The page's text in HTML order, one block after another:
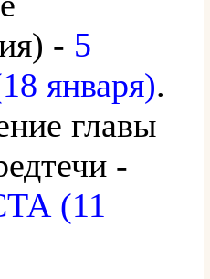
- 5
января).
главы
-
(11